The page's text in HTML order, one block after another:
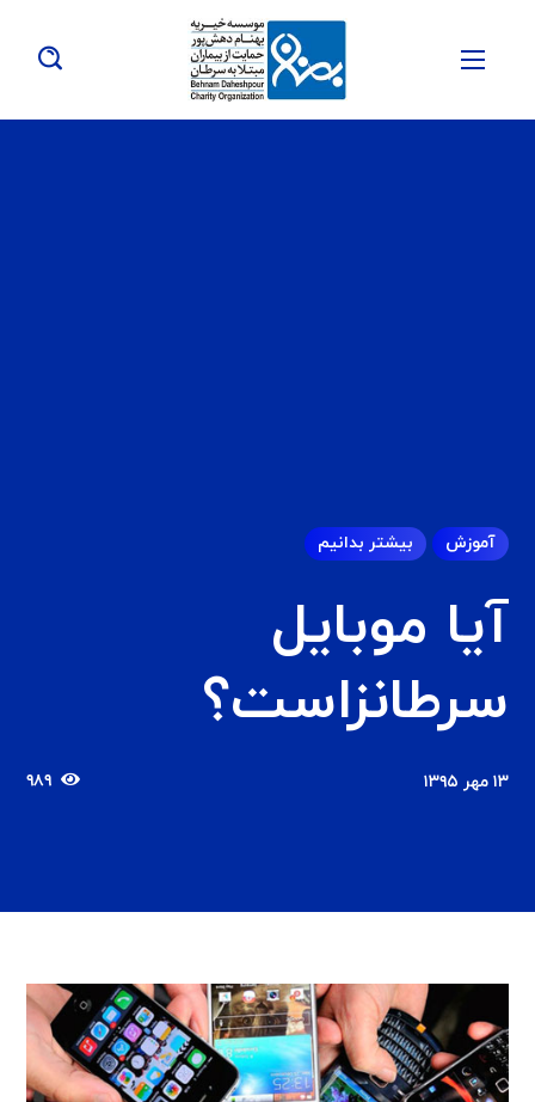
آموزش بیشتر بدانیم
آیا موبایل
سرطانزاست؟
۱۳ مهر ۱۳۹۵ ۹۸۹